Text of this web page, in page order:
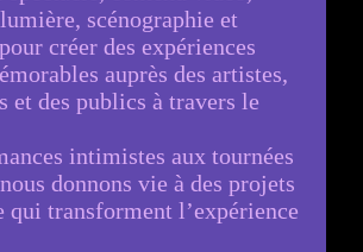
scénographie et
créer des expériences
auprès des artistes,
et des publics à travers le
intimistes aux tournées
donnons vie à des projets
qui transforment l’expérience